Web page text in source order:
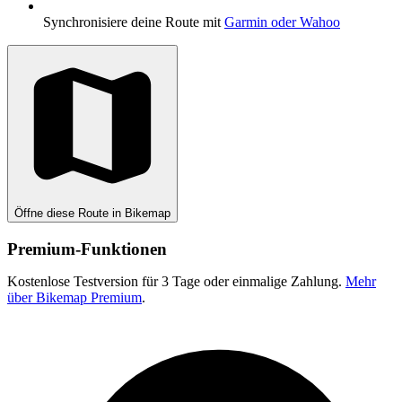
Synchronisiere deine Route mit Garmin oder Wahoo
Öffne diese Route in Bikemap
Premium-Funktionen
Kostenlose Testversion für 3 Tage oder einmalige Zahlung. Mehr
über Bikemap Premium.